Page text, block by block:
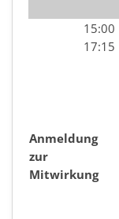
15:00
17:15
Anmeldung
zur
Mitwirkung